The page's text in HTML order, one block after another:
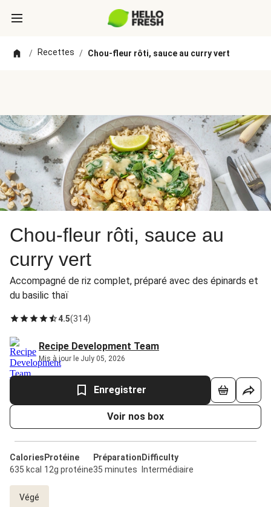
/ Recettes / Chou-fleur rôti, sauce au curry vert
Chou-fleur rôti, sauce au
curry vert
Accompagné de riz complet, préparé avec des épinards et
du basilic thaï
4.5(314)
Recipe Development Team
Mis à jour le July 05, 2026
Enregistrer
Voir nos box
Calories
635 kcal
Protéine
12g protéine
Préparation
35 minutes
Difficulty
Intermédiaire
Végé